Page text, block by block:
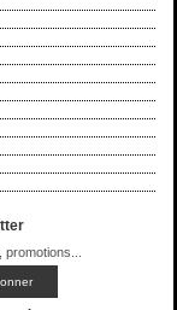
promotions...